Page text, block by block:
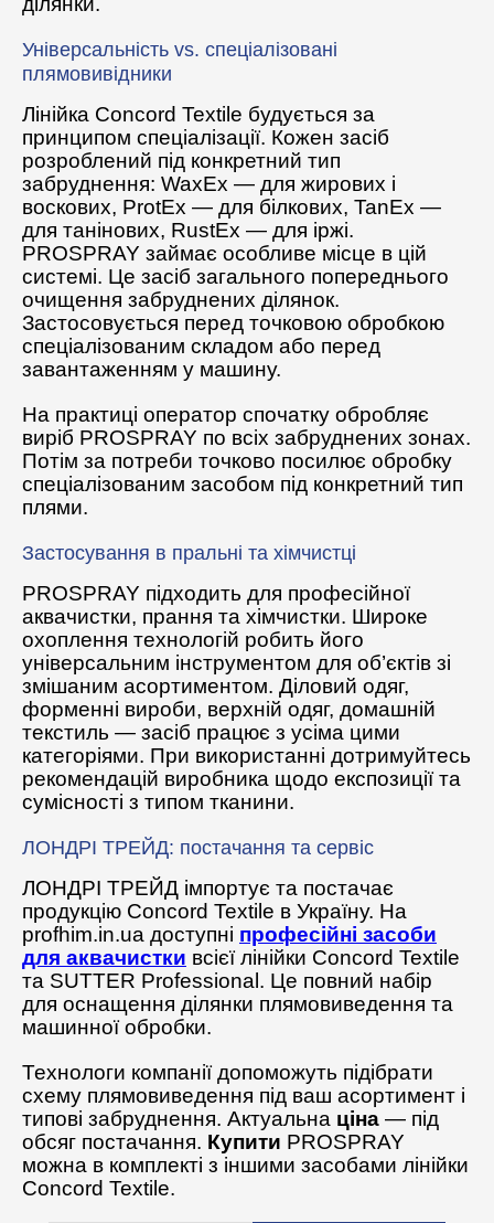
Універсальність vs. спеціалізовані
плямовивідники
Лінійка Concord Textile будується за
принципом спеціалізації. Кожен засіб
розроблений під конкретний тип
забруднення: WaxEx — для жирових і
воскових, ProtEx — для білкових, TanEx —
для танінових, RustEx — для іржі.
PROSPRAY займає особливе місце в цій
системі. Це засіб загального попереднього
очищення забруднених ділянок.
Застосовується перед точковою обробкою
спеціалізованим складом або перед
завантаженням у машину.
На практиці оператор спочатку обробляє
виріб PROSPRAY по всіх забруднених зонах.
Потім за потреби точково посилює обробку
спеціалізованим засобом під конкретний тип
плями.
Застосування в пральні та хімчистці
PROSPRAY підходить для професійної
аквачистки, прання та хімчистки. Широке
охоплення технологій робить його
універсальним інструментом для об’єктів зі
змішаним асортиментом. Діловий одяг,
форменні вироби, верхній одяг, домашній
текстиль — засіб працює з усіма цими
категоріями. При використанні дотримуйтесь
рекомендацій виробника щодо експозиції та
сумісності з типом тканини.
ЛОНДРІ ТРЕЙД: постачання та сервіс
ЛОНДРІ ТРЕЙД імпортує та постачає
продукцію Concord Textile в Україну. На
profhim.in.ua доступні професійні засоби
для аквачистки всієї лінійки Concord Textile
та SUTTER Professional. Це повний набір
для оснащення ділянки плямовиведення та
машинної обробки.
Технологи компанії допоможуть підібрати
схему плямовиведення під ваш асортимент і
типові забруднення. Актуальна ціна — під
обсяг постачання. Купити PROSPRAY
можна в комплекті з іншими засобами лінійки
Concord Textile.